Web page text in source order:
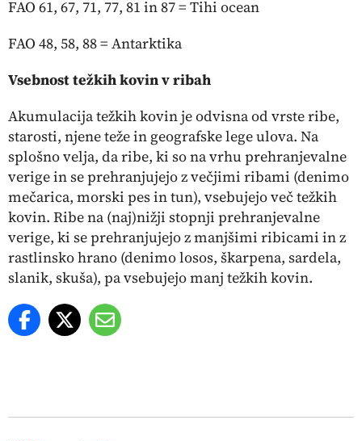
FAO 61, 67, 71, 77, 81 in 87 = Tihi ocean
FAO 48, 58, 88 = Antarktika
Vsebnost težkih kovin v ribah
Akumulacija težkih kovin je odvisna od vrste ribe,
starosti, njene teže in geografske lege ulova. Na
splošno velja, da ribe, ki so na vrhu prehranjevalne
verige in se prehranjujejo z večjimi ribami (denimo
mečarica, morski pes in tun), vsebujejo več težkih
kovin. Ribe na (naj)nižji stopnji prehranjevalne
verige, ki se prehranjujejo z manjšimi ribicami in z
rastlinsko hrano (denimo losos, škarpena, sardela,
slanik, skuša), pa vsebujejo manj težkih kovin.